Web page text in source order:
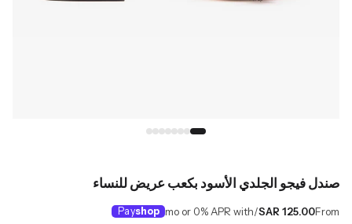
صندل فيجو الجلدي الأسود بكعب عريض للنساء
From
SAR 125.00
/mo or 0% APR with
shop
Pay